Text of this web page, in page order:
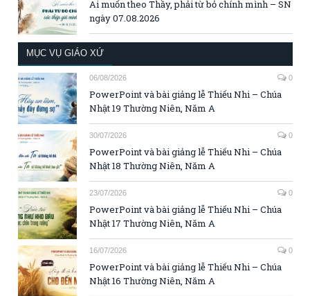
Ai muốn theo Thầy, phải từ bỏ chính mình – SN
ngày 07.08.2026
MỤC VỤ GIÁO XỨ
06/08/2026 0
PowerPoint và bài giảng lễ Thiếu Nhi – Chúa
Nhật 19 Thường Niên, Năm A
30/07/2026 0
PowerPoint và bài giảng lễ Thiếu Nhi – Chúa
Nhật 18 Thường Niên, Năm A
23/07/2026 0
PowerPoint và bài giảng lễ Thiếu Nhi – Chúa
Nhật 17 Thường Niên, Năm A
16/07/2026 0
PowerPoint và bài giảng lễ Thiếu Nhi – Chúa
Nhật 16 Thường Niên, Năm A